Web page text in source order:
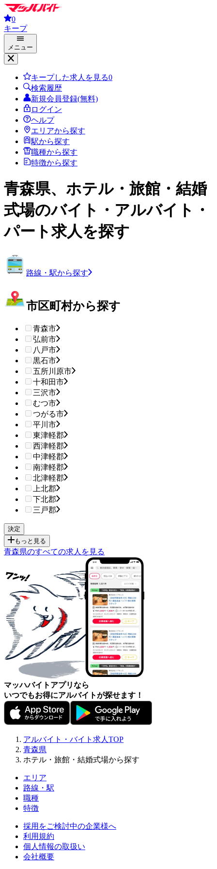
0
キープ
メニュー
キープした求人を見る0
検索履歴
新規会員登録(無料)
ログイン
ヘルプ
エリアから探す
駅から探す
職種から探す
特徴から探す
青森県、ホテル・旅館・結婚
式場のバイト・アルバイト・
パート求人を探す
路線・駅から探す
市区町村から探す
青森市
弘前市
八戸市
黒石市
五所川原市
十和田市
三沢市
むつ市
つがる市
平川市
東津軽郡
西津軽郡
中津軽郡
南津軽郡
北津軽郡
上北郡
下北郡
三戸郡
もっと見る
青森県のすべての求人を見る
マッハバイトアプリなら
いつでもお得にアルバイトが探せます！
アルバイト・バイト求人TOP
青森県
ホテル・旅館・結婚式場から探す
エリア
路線・駅
職種
特徴
採用をご検討中の企業様へ
利用規約
個人情報の取扱い
会社概要